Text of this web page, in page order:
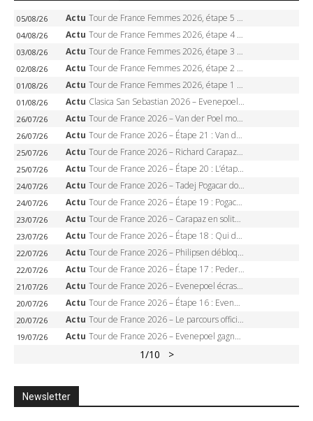
05/08/26 Actu Tour de France Femmes 2026, étape 5 – Demi Vollering gagne à Belleville, Reusser en jaune, Ferrand-Prévot coule
04/08/26 Actu Tour de France Femmes 2026, étape 4 – Marlen Reusser écrase le chrono, Ferrand-Prévot en crise
03/08/26 Actu Tour de France Femmes 2026, étape 3 – Sigrid Haugset en solitaire, 88 km d’échappée, maillot jaune
02/08/26 Actu Tour de France Femmes 2026, étape 2 – Lorena Wiebes doublé à Genève, Markus héroïque, 7e record
01/08/26 Actu Tour de France Femmes 2026, étape 1 – Lorena Wiebes intouchable à Lausanne, premier maillot jaune
01/08/26 Actu Clasica San Sebastian 2026 – Evenepoel recordman, 4e victoire, Carapaz battu au sprint
26/07/26 Actu Tour de France 2026 – Van der Poel monumental à Paris, Pogacar égale le record des cinq sacres
26/07/26 Actu Tour de France 2026 – Étape 21 : Van der Poel, Pogacar, qui succédera à Wout van Aert sur les Champs-Elysées ?
25/07/26 Actu Tour de France 2026 – Richard Carapaz roi des Alpes, doublé et maillot à pois, Seixas perd le podium
25/07/26 Actu Tour de France 2026 – Étape 20 : L’étape reine, Galibier, Sarenne, Alpe d’Huez, qui succédera à Pogacar ?
24/07/26 Actu Tour de France 2026 – Tadej Pogacar dompte l’Alpe d’Huez, 5e victoire, record de Pantani pulvérisé
24/07/26 Actu Tour de France 2026 – Étape 19 : Pogacar peut-il enfin dompter l’Alpe d’Huez ?
23/07/26 Actu Tour de France 2026 – Carapaz en solitaire à Orcières-Merlette, Paret-Peintre à un point du maillot à pois
23/07/26 Actu Tour de France 2026 – Étape 18 : Qui domptera Orcières-Merlette, première marche vers l’Alpe d’Huez ?
22/07/26 Actu Tour de France 2026 – Philipsen débloque son compteur à Voiron, Pedersen en danger pour le maillot vert
22/07/26 Actu Tour de France 2026 – Étape 17 : Pedersen peut-il verrouiller le maillot vert à Voiron ?
21/07/26 Actu Tour de France 2026 – Evenepoel écrase le chrono d’Évian, Seixas 4e, Lipowitz abandonne
20/07/26 Actu Tour de France 2026 – Étape 16 : Evenepoel, Pogacar, Ganna… qui domptera le chrono d’Évian pour redessiner le podium ?
20/07/26 Actu Tour de France 2026 – Le parcours officiel complet : 21 étapes, profils, carte et dates
19/07/26 Actu Tour de France 2026 – Evenepoel gagne à Solaison, Vingegaard abandonne, Pogacar toujours en jaune
1/10 >
Newsletter